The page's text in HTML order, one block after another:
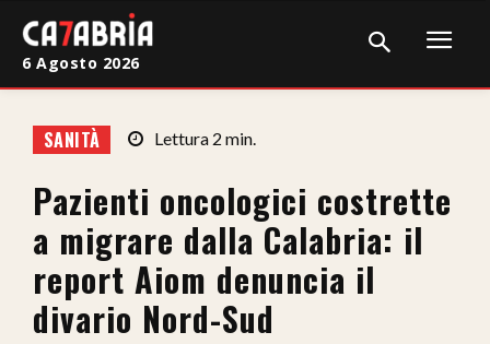
Cronaca
Giudiziaria
Politica
Sport
6 Agosto 2026
SANITÀ Lettura 2 min.
Pazienti oncologici costrette
a migrare dalla Calabria: il
report Aiom denuncia il
divario Nord-Sud